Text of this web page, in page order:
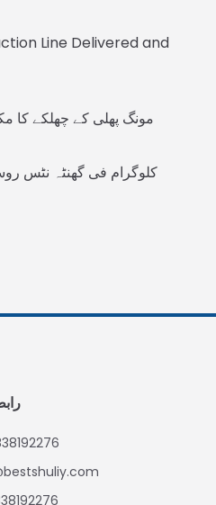
Line Delivered and
Portuguese
Russian
Spanish
Chinese
Japanese
Swahili
Italian